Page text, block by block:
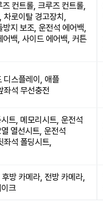
컨트롤, 크루즈 컨트롤,
로이탈 경고장치,
지 보조, 운전석 에어백,
백, 사이드 에어백, 커튼
디스플레이, 애플
좌석 무선충전
트, 메모리시트, 운전석
열선시트, 운전석
석 폴딩시트,
방 카메라, 전방 카메라,
크